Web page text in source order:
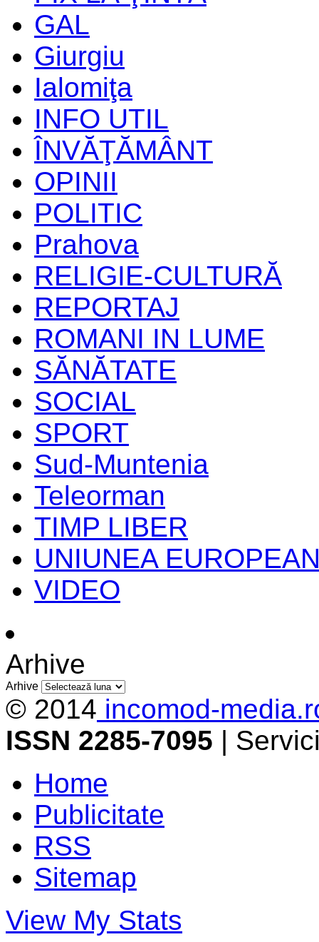
GAL
Giurgiu
Ialomiţa
INFO UTIL
ÎNVĂŢĂMÂNT
OPINII
POLITIC
Prahova
RELIGIE-CULTURĂ
REPORTAJ
ROMANI IN LUME
SĂNĂTATE
SOCIAL
SPORT
Sud-Muntenia
Teleorman
TIMP LIBER
UNIUNEA
VIDEO
Arhive
Arhive
© 2014 incomod-
ISSN 2285-7095 |
Home
Publicitate
RSS
Sitemap
View My Stats